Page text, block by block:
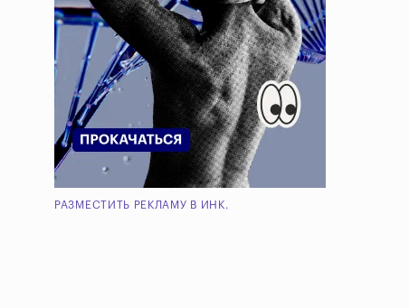
РАЗМЕСТИТЬ РЕКЛАМУ В ИНК.